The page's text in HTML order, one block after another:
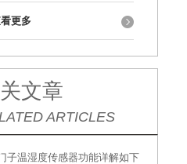
更多
文章
ARTICLES
子温湿度传感器功能详解如下